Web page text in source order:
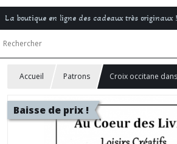
La boutique en ligne des cadeaux très originaux !
Accueil Patrons Croix occitane
Baisse de prix !